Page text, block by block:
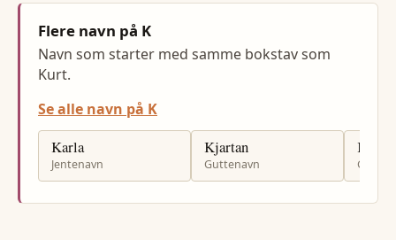
Flere navn på K
Navn som starter med samme bokstav som
Kurt.
Se alle navn på K
Karla
Jentenavn
Kjartan
Guttenavn
Karol